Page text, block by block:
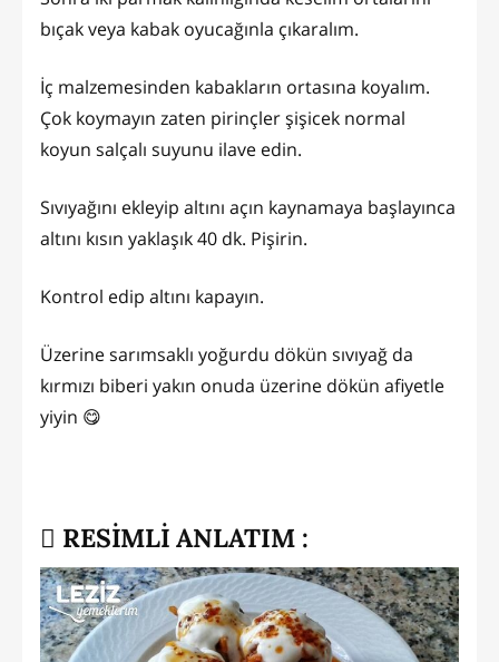
bıçak veya kabak oyucağınla çıkaralım.
İç malzemesinden kabakların ortasına koyalım.
Çok koymayın zaten pirinçler şişicek normal
koyun salçalı suyunu ilave edin.
Sıvıyağını ekleyip altını açın kaynamaya başlayınca
altını kısın yaklaşık 40 dk. Pişirin.
Kontrol edip altını kapayın.
Üzerine sarımsaklı yoğurdu dökün sıvıyağ da
kırmızı biberi yakın onuda üzerine dökün afiyetle
yiyin 😋
RESİMLİ ANLATIM :